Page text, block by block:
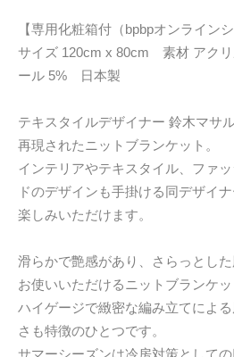
【専用化粧箱付（bpbpオンライン
サイズ 120cm x 80cm 素材 アクリ
ール 5% 日本製
テキスタイルデザイナー 鈴木マサ
再現されたニットブランケット。
インテリアやテキスタイル、ファ
ドのデザインも手掛ける同デザイ
楽しみいただけます。
滑らかで艶感があり、さらっとし
お使いいただけるニットブランケッ
ハイゲージで緻密な編み立てによ
さも特徴のひとつです。
サマーシーズンは冷房対策として